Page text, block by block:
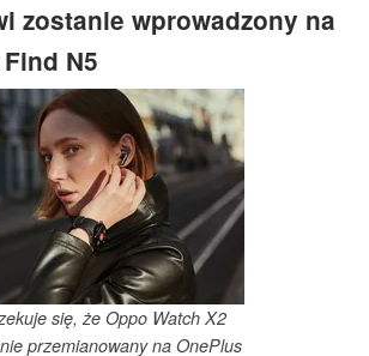
zostanie wprowadzony na
N5
się, że Oppo Watch X2
przemianowany na OnePlus